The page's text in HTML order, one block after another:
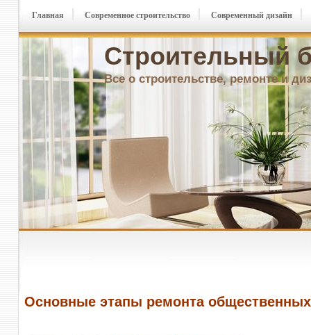
Строительный
Все о строительстве, ремонте и
Главная Современное строительство Современный дизайн
Основные этапы ремонта